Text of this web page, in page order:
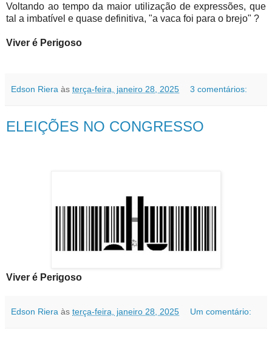
Voltando ao tempo da maior utilização de expressões, que
tal a imbatível e quase definitiva, "a vaca foi para o brejo" ?
Viver é Perigoso
Edson Riera às terça-feira, janeiro 28, 2025 3 comentários:
ELEIÇÕES NO CONGRESSO
Viver é Perigoso
Edson Riera às terça-feira, janeiro 28, 2025 Um comentário: